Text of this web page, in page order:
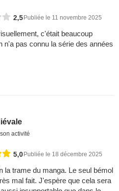
2,5Publiée le 11 novembre 2025
c'était beaucoup
n'a pas connu la série des années
activité
5,0Publiée le 18 décembre 2025
la trame du manga. Le seul bémol
mal fait. J'espère que cela sera